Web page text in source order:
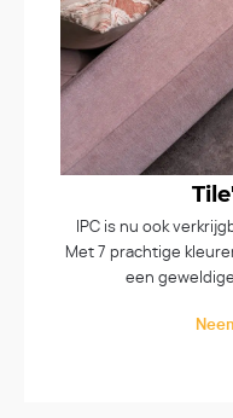
IPC is nu ook
Met 7 prachtige
een